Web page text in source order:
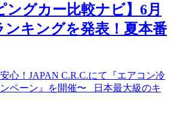
ングカー比較ナビ】6月
ンキングを発表！夏本番
心！JAPAN C.R.C.にて『エアコン冷
ペーン』を開催〜 日本最大級のキ